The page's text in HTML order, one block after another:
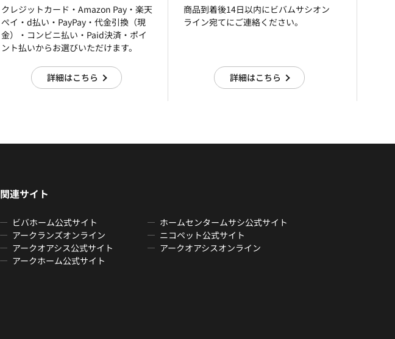
クレジットカード・Amazon Pay・楽天
ぺイ・d払い・PayPay・代金引換（現
金）・コンビニ払い・Paid決済・ポイ
ント払いからお選びいただけます。
詳細はこちら
商品到着後14日以内にビバムサシオン
ライン宛てにご連絡ください。
詳細はこちら
関連サイト
ビバホーム公式サイト
ホームセンタームサシ公式サイト
アークランズオンライン
ニコペット公式サイト
アークオアシス公式サイト
アークオアシスオンライン
アークホーム公式サイト